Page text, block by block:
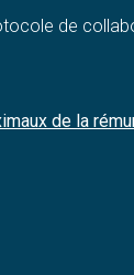
de
de la